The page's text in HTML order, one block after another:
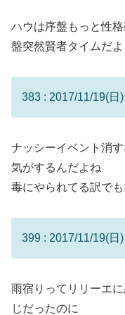
ハウは序盤もっと性
盤突然賢者タイムだよ
383 : 2017/11/19(日
ナッシーイベント消
気がするんだよね
毒にやられてる訳で
399 : 2017/11/19(日
雨宿りってリリーエ
じだったのに